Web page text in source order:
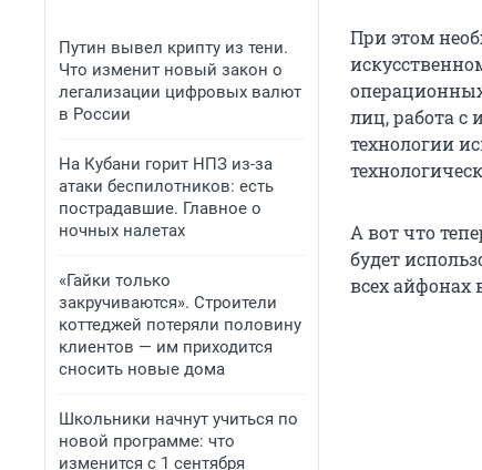
Путин вывел крипту из тени.
Что изменит новый закон о
легализации цифровых валют
в России
На Кубани горит НПЗ из-за
атаки беспилотников: есть
пострадавшие. Главное о
ночных налетах
«Гайки только
закручиваются». Строители
коттеджей потеряли половину
клиентов — им приходится
сносить новые дома
Школьники начнут учиться по
новой программе: что
изменится с 1 сентября
При этом
лиц, работа с
технологии
А вот что
будет
всех айфонах